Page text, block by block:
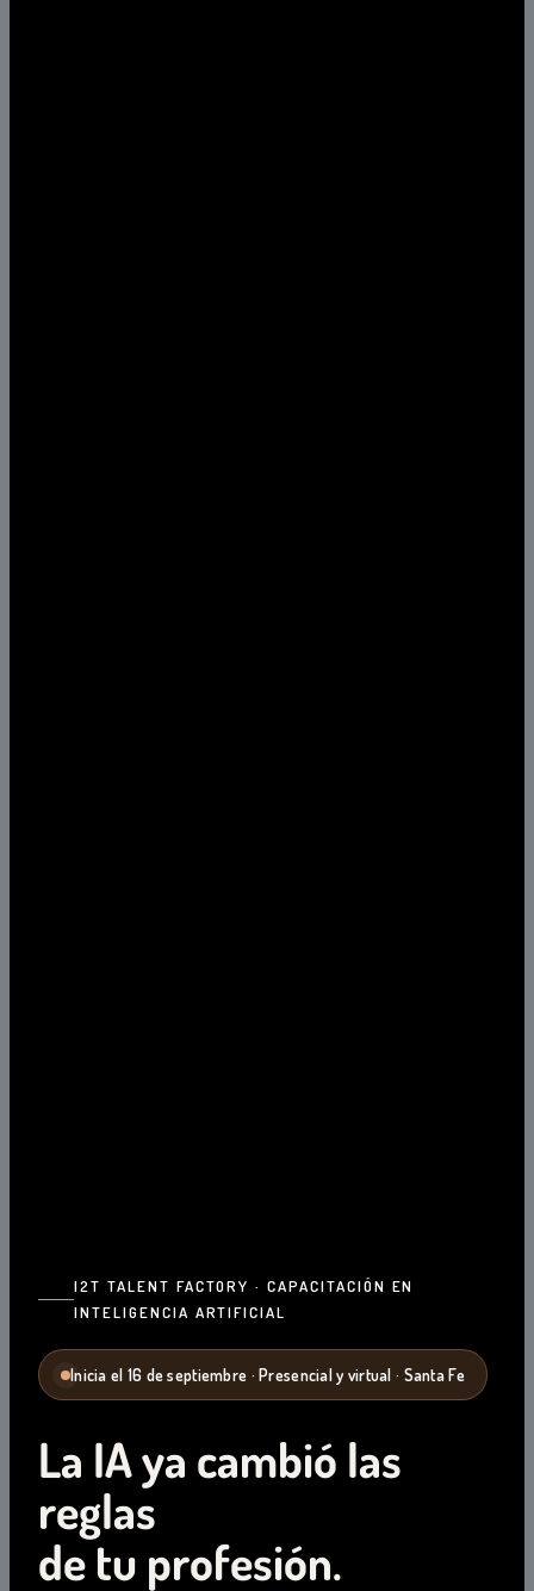
I2T TALENT FACTORY · CAPACITACIÓN EN
INTELIGENCIA ARTIFICIAL
Inicia el 16 de septiembre · Presencial y virtual · Santa Fe
La IA ya cambió las
reglas
de tu profesión.